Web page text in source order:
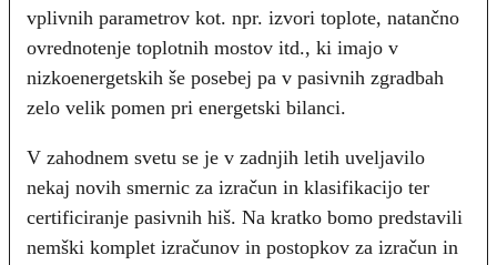
vplivnih parametrov kot. npr. izvori toplote, natančno
ovrednotenje toplotnih mostov itd., ki imajo v
nizkoenergetskih še posebej pa v pasivnih zgradbah
zelo velik pomen pri energetski bilanci.
V zahodnem svetu se je v zadnjih letih uveljavilo
nekaj novih smernic za izračun in klasifikacijo ter
certificiranje pasivnih hiš. Na kratko bomo predstavili
nemški komplet izračunov in postopkov za izračun in